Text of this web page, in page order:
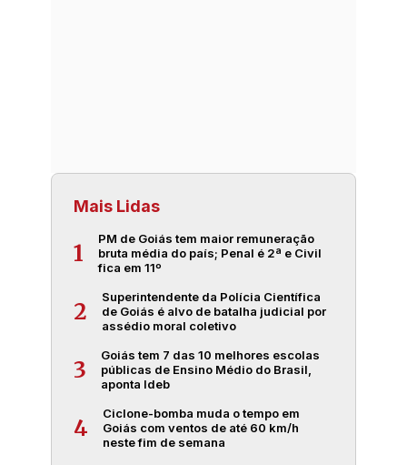
Mais Lidas
1
PM de Goiás tem maior remuneração
bruta média do país; Penal é 2ª e Civil
fica em 11º
2
Superintendente da Polícia Científica
de Goiás é alvo de batalha judicial por
assédio moral coletivo
3
Goiás tem 7 das 10 melhores escolas
públicas de Ensino Médio do Brasil,
aponta Ideb
4
Ciclone-bomba muda o tempo em
Goiás com ventos de até 60 km/h
neste fim de semana